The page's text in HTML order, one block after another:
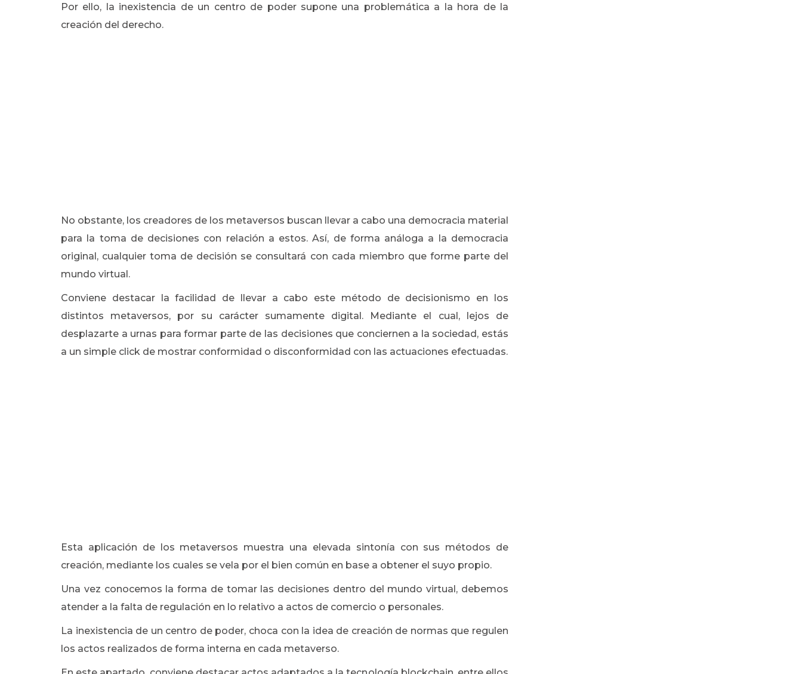
Por ello, la inexistencia de un centro de poder supone una problemática a la hora de la
creación del derecho.
No obstante, los creadores de los metaversos buscan llevar a cabo una democracia material
para la toma de decisiones con relación a estos. Así, de forma análoga a la democracia
original, cualquier toma de decisión se consultará con cada miembro que forme parte del
mundo virtual.
Conviene destacar la facilidad de llevar a cabo este método de decisionismo en los
distintos metaversos, por su carácter sumamente digital. Mediante el cual, lejos de
desplazarte a urnas para formar parte de las decisiones que conciernen a la sociedad, estás
a un simple click de mostrar conformidad o disconformidad con las actuaciones efectuadas.
Esta aplicación de los metaversos muestra una elevada sintonía con sus métodos de
creación, mediante los cuales se vela por el bien común en base a obtener el suyo propio.
Una vez conocemos la forma de tomar las decisiones dentro del mundo virtual, debemos
atender a la falta de regulación en lo relativo a actos de comercio o personales.
La inexistencia de un centro de poder, choca con la idea de creación de normas que regulen
los actos realizados de forma interna en cada metaverso.